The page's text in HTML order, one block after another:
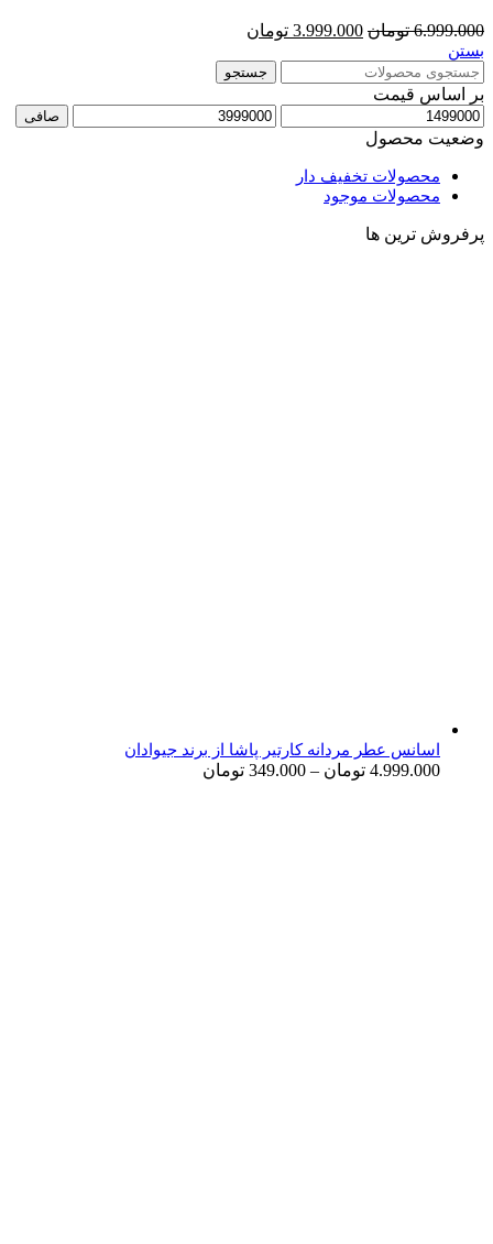
6.999.000 تومان 3.999.000 تومان
بستن
جستجو
بر اساس قیمت
صافی
وضعیت محصول
محصولات تخفیف دار
محصولات موجود
پرفروش ترین ها
اسانس عطر مردانه کارتیر پاشا از برند جیوادان
4.999.000 تومان –
349.000 تومان